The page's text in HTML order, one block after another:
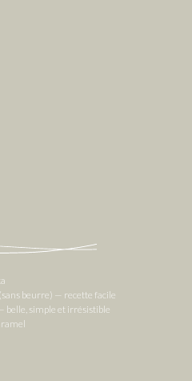
beurre) — recette facile
belle, simple et irrésistible